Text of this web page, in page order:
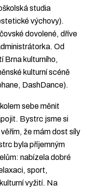
studia
výchovy).
dovolené, dříve
Od
Brna kulturního,
kulturní scéně
DashDance).
sebe měnit
Bystrc jsme si
že mám dost síly
byla příjemným
nabízela dobré
sport,
vyžití. Na